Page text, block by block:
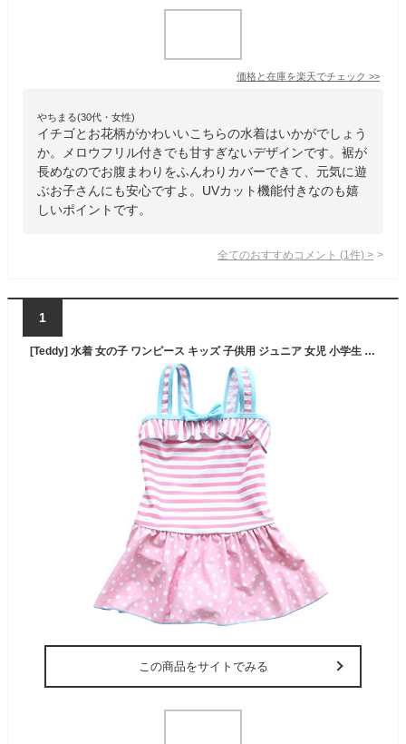
価格と在庫を楽天でチェック >>
やちまる(30代・女性)
イチゴとお花柄がかわいいこちらの水着はいかがでしょう
か。メロウフリル付きでも甘すぎないデザインです。裾が
長めなのでお腹まわりをふんわりカバーできて、元気に遊
ぶお子さんにも安心ですよ。UVカット機能付きなのも嬉
しいポイントです。
全てのおすすめコメント (1 件) >
1
[Teddy] 水着 女の子 ワンピース キッズ 子供用 ジュニア 女児 小学生 肩 フリル kids313-A (A：ピンク, 2XL(130cm))
この商品をサイトでみる